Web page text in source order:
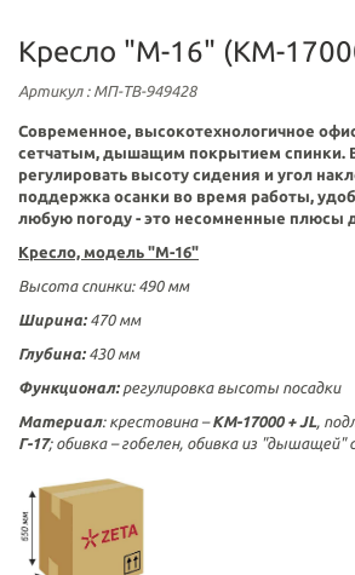
Кресло "М-16" (KM-
Артикул: МП-ТВ-949428
Современное, высокотехнологичное
сетчатым, дышащим покрытием спинки.
регулировать высоту сидения и угол
поддержка осанки во время работы,
любую погоду - это несомненные плюсы
Кресло, модель "М-16"
Высота спинки: 490 мм
Ширина:470 мм
Глубина: 430 мм
Функционал:регулировка высоты посадки
Материал: крестовина –KM-17000+ JL,
Г-17; обивка – гобелен, обивка из "дышащей"